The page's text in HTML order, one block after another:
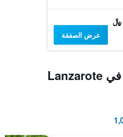
عرض الصفقة
أماكن إقامة أخرى في Lanzarote